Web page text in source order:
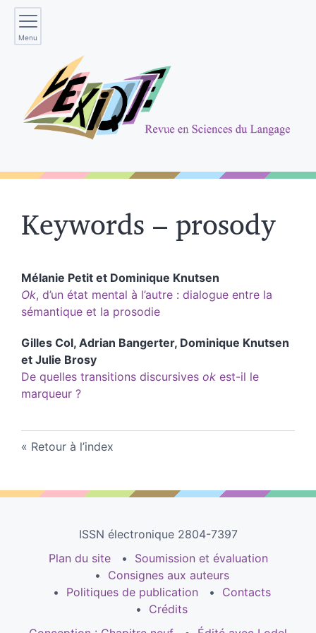
Menu
Keywords – prosody
Mélanie Petit et Dominique Knutsen
Ok, d’un état mental à l’autre : dialogue entre la
sémantique et la prosodie
Gilles Col, Adrian Bangerter, Dominique Knutsen
et Julie Brosy
De quelles transitions discursives ok est-il le
marqueur ?
Retour à l’index
ISSN électronique 2804-7397
Plan du site
Soumission et évaluation
Consignes aux auteurs
Politiques de publication
Contacts
Crédits